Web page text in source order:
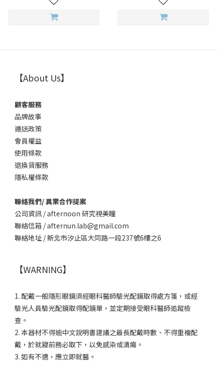
【About Us】
顧客服務
品牌故事
運送政策
會員權益
使用條款
退換貨服務
隱私權條款
聯絡我們/ 異業合作提案
公司資訊 / afternoon 研究視美瞳
聯絡信箱 / afternun.lab@gmail.com
聯絡地址 / 新北市汐止區大同路一段237號6樓之6
【WARNING】
1. 配戴一般隱形眼鏡須經眼科醫師驗光配鏡取得處方箋，或經
驗光人員驗光配鏡取得配鏡單，並定期接受眼科醫師追蹤檢
查。
2. 本器材不得逾中文說明書建議之最長配戴時數、不得重複配
戴，於就寢前務必取下，以免感染或潰瘍。
3. 如有不適，應立即就醫。